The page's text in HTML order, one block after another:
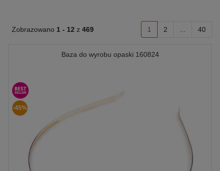
Zobrazowano 1 - 12 z 469 1 2 40
Baza do wyrobu opaski 160824
-45%